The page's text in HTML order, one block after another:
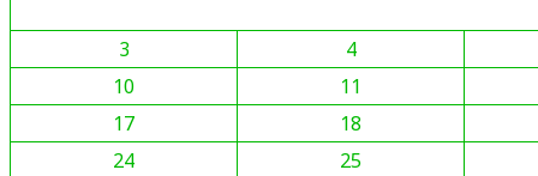
へ
3
4
10
11
17
18
24
25